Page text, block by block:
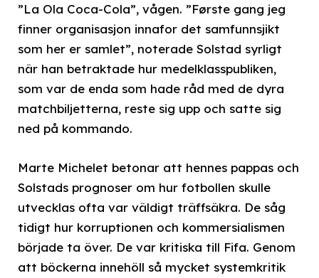
”La Ola Coca-Cola”, vågen. ”Første gang jeg
finner organisasjon innafor det samfunnsjikt
som her er samlet”, noterade Solstad syrligt
när han betraktade hur medelklasspubliken,
som var de enda som hade råd med de dyra
matchbiljetterna, reste sig upp och satte sig
ned på kommando.
Marte Michelet betonar att hennes pappas och
Solstads prognoser om hur fotbollen skulle
utvecklas ofta var väldigt träffsäkra. De såg
tidigt hur korruptionen och kommersialismen
började ta över. De var kritiska till Fifa. Genom
att böckerna innehöll så mycket systemkritik